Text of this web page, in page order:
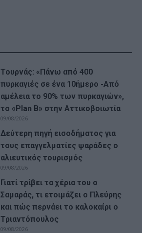
Τουρνάς: «Πάνω από 400
πυρκαγιές σε ένα 10ήμερο -Από
αμέλεια το 90% των πυρκαγιών»,
το «Plan B» στην Αττικοβοιωτία
09/08/2026
Δεύτερη πηγή εισοδήματος για
τους επαγγελματίες ψαράδες ο
αλιευτικός τουρισμός
09/08/2026
Γιατί τρίβει τα χέρια του ο
Σαμαράς, τι ετοιμάζει ο Πλεύρης
και πώς περνάει το καλοκαίρι ο
Τριαντόπουλος
09/08/2026